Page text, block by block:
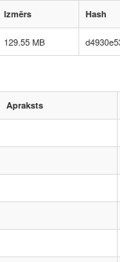
Izmērs Hash
129.55 MB
Apraksts